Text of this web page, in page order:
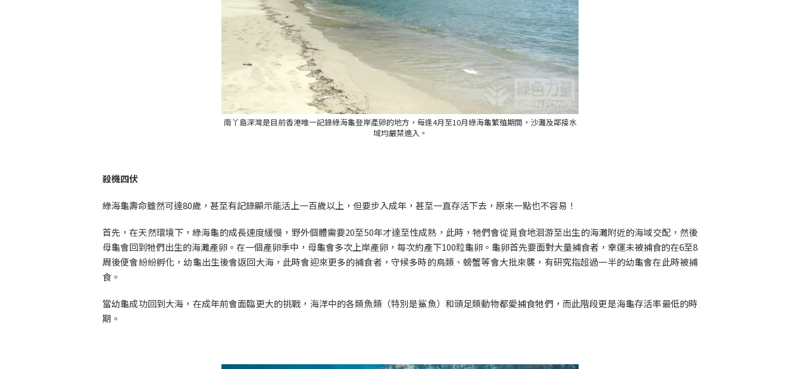
南丫島深灣是目前香港唯一記錄綠海龜登岸產卵的地方，每逢4月至10月綠海龜繁殖期間，沙灘及鄰接水
域均嚴禁進入。
殺機四伏
綠海龜壽命雖然可達80歲，甚至有記錄顯示能活上一百歲以上，但要步入成年，甚至一直存活下去，原來一點也不容易！
首先，在天然環境下，綠海龜的成長速度緩慢，野外個體需要20至50年才達至性成熟，此時，牠們會從覓食地洄游至出生的海灘附近的海域交配，然後
母龜會回到牠們出生的海灘產卵。在一個產卵季中，母龜會多次上岸產卵，每次約產下100粒龜卵。龜卵首先要面對大量捕食者，幸運未被捕食的在6至8
周後便會紛紛孵化，幼龜出生後會返回大海，此時會迎來更多的捕食者，守候多時的鳥類、螃蟹等會大批來襲，有研究指超過一半的幼龜會在此時被捕
食。
當幼龜成功回到大海，在成年前會面臨更大的挑戰，海洋中的各類魚類（特別是鯊魚）和頭足類動物都愛捕食牠們，而此階段更是海龜存活率最低的時
期。